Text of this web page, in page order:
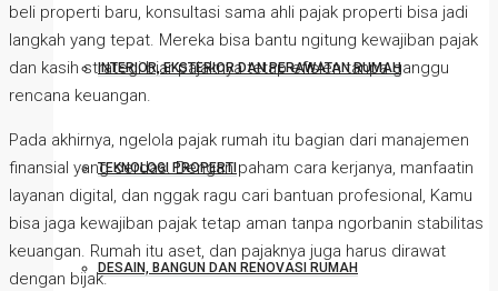
INTERIOR, EKSTERIOR DAN PERAWATAN RUMAH
TEKNOLOGI PROPERTI
DESAIN, BANGUN DAN RENOVASI RUMAH
beli properti baru, konsultasi sama ahli pajak properti bisa jadi
langkah yang tepat. Mereka bisa bantu ngitung kewajiban pajak
dan kasih strategi biar pajaknya tetap efisien tanpa ganggu
rencana keuangan.
Pada akhirnya, ngelola pajak rumah itu bagian dari manajemen
finansial yang cerdas. Dengan paham cara kerjanya, manfaatin
layanan digital, dan nggak ragu cari bantuan profesional, Kamu
bisa jaga kewajiban pajak tetap aman tanpa ngorbanin stabilitas
keuangan. Rumah itu aset, dan pajaknya juga harus dirawat
dengan bijak.